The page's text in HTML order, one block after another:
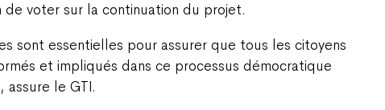
de voter sur la continuation du projet.
sont essentielles pour assurer que tous les citoyens
et impliqués dans ce processus démocratique
assure le GTI.